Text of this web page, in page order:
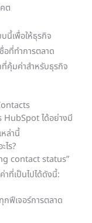
ต
เพื่อให้ธุรกิจ
อที่ทำการตลาด
ที่คุ้มค่าสำหรับธุรกิจ
HubSpot ได้อย่างมี
ล่านี้
ร?
contact status”
าที่เป็นไปได้ดังนี้:
ฟีเจอร์การตลาด